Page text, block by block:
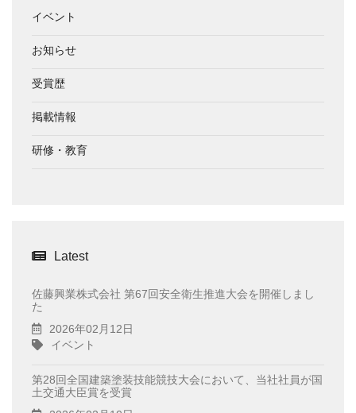
イベント
お知らせ
受賞歴
掲載情報
研修・教育
Latest
佐藤興業株式会社 第67回安全衛生推進大会を開催しまし
た
2026年02月12日
イベント
第28回全国建築塗装技能競技大会において、当社社員が国
土交通大臣賞を受賞